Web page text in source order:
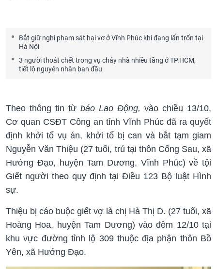
Bắt giữ nghi phạm sát hại vợ ở Vĩnh Phúc khi đang lẩn trốn tại
Hà Nội
3 người thoát chết trong vụ cháy nhà nhiều tầng ở TP.HCM,
tiết lộ nguyên nhân ban đầu
Theo thông tin từ báo Lao Động, vào chiều 13/10,
Cơ quan CSĐT Công an tỉnh Vĩnh Phúc đã ra quyết
định khởi tố vụ án, khởi tố bị can và bắt tạm giam
Nguyễn Văn Thiệu (27 tuổi, trú tại thôn Cổng Sau, xã
Hướng Đạo, huyện Tam Dương, Vĩnh Phúc) về tội
Giết người theo quy định tại Điều 123 Bộ luật Hình
sự.
Thiệu bị cáo buộc giết vợ là chị Hà Thị D. (27 tuổi, xã
Hoàng Hoa, huyện Tam Dương) vào đêm 12/10 tại
khu vực đường tỉnh lộ 309 thuộc địa phận thôn Bồ
Yên, xã Hướng Đạo.